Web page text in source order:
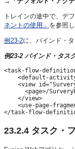
トレインの途中で、デ
ネントの使用」 を参照
例23-2に、バインド・
例23-2 バインド・タス
<task-flow-
<default-
<view
<page>/
    </view>
<use-page-
23.2.4 タスク・